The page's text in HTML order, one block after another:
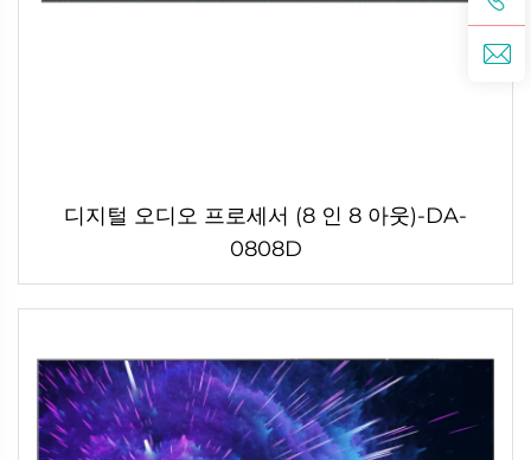
디지털 오디오 프로세서 (8 인 8 아웃)-DA-
0808D